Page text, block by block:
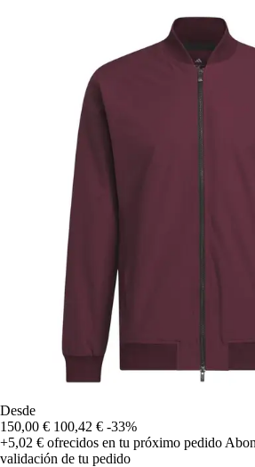
Desde
150,00 € 100,42 € -33%
+5,02 € ofrecidos en tu próximo pedido
validación de tu pedido